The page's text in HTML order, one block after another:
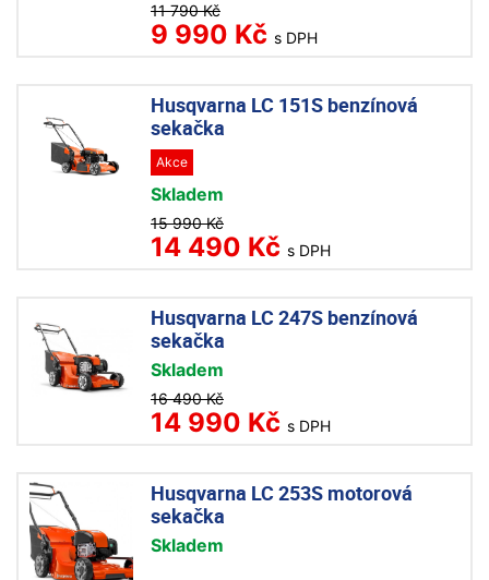
11 790 Kč
9 990 Kč s DPH
Husqvarna LC 151S benzínová
sekačka
Akce
Skladem
15 990 Kč
14 490 Kč s DPH
Husqvarna LC 247S benzínová
sekačka
Skladem
16 490 Kč
14 990 Kč s DPH
Husqvarna LC 253S motorová
sekačka
Skladem